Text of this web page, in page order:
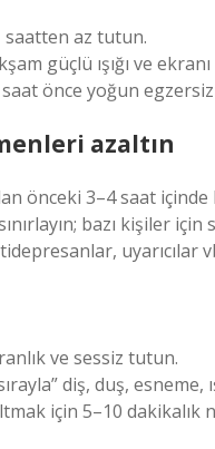
saatten az tutun.
güçlü ışığı ve ekranı
önce yoğun
azaltın
önceki 3–4 saat içinde
bazı kişiler
ve sessiz tutun.
diş, duş, esneme,
için 5–10 dakikalık